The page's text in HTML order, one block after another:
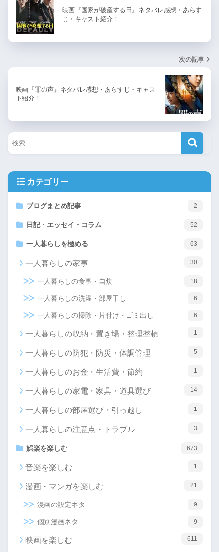
映画『国家が破産する日』ネタバレ感想・あらす
じ・キャスト紹介！
次の記事
映画『罪の声』ネタバレ感想・あらすじ・キャス
ト紹介！
カテゴリー
ブログまとめ記事 2
日記・エッセイ・コラム 52
一人暮らしを極める 63
一人暮らしの家事 30
一人暮らしの食事・自炊 18
一人暮らしの洗濯・部屋干し 6
一人暮らしの掃除・片付け・ゴミ出し 6
一人暮らしの収納・置き場・整理整頓 1
一人暮らしの防犯・防災・体調管理 5
一人暮らしのお金・生活費・節約 1
一人暮らしの家電・家具・道具選び 14
一人暮らしの部屋選び・引っ越し 1
一人暮らしの注意点・トラブル 3
娯楽を楽しむ 673
音楽を楽しむ 1
漫画・マンガを楽しむ 21
漫画の設定ネタ 9
個別漫画ネタ 9
映画を楽しむ 611